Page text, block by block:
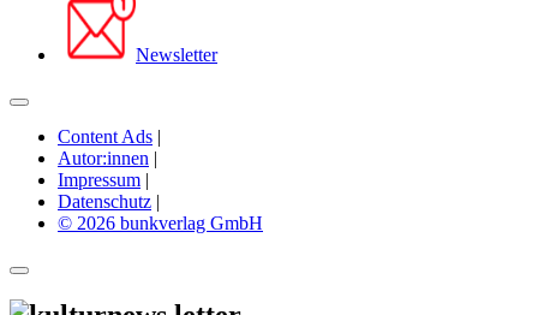
Newsletter
Content Ads |
Autor:innen |
Impressum |
Datenschutz |
© 2026 bunkverlag GmbH